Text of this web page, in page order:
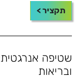
תקציר >
שטיפה
ובריאות